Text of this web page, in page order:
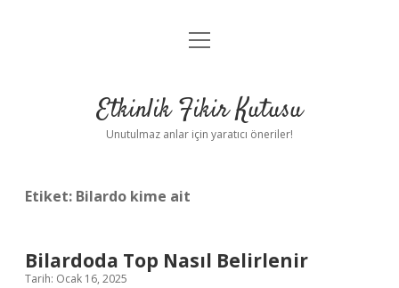
Anasayfa
Yasal Uyarı
menüyü
Etkinlik Fikir Kutusu
Unutulmaz anlar için yaratıcı öneriler!
Etiket: Bilardo kime ait
Bilardoda Top Nasıl Belirlenir
Tarih: Ocak 16, 2025